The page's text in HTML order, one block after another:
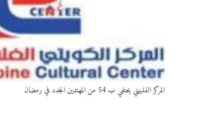
المركز الفلبيني يحتفي ب 54 من المهتدين الجدد في رمضان